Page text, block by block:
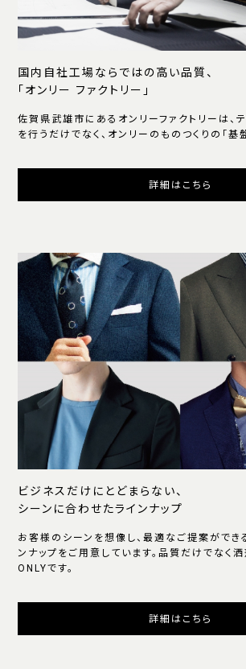
国内自社工場ならではの高い品質、
「オンリー ファクトリー」
佐賀県武雄市にあるオンリーファクトリーは、
を行うだけでなく、オンリーのものつくりの「基
詳細はこちら
ビジネスだけにとどまらない、
シーンに合わせたラインナップ
お客様のシーンを想像し、最適なご提案ができ
ンナップをご用意しています。品質だけでなく
ONLYです。
詳細はこちら